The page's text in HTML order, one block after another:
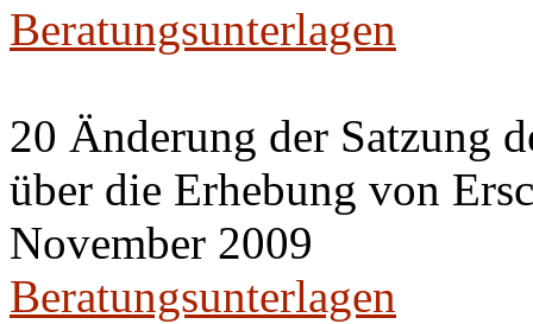
Beratungsunterlagen
20 Änderung der Satzung
über die Erhebung von
November 2009
Beratungsunterlagen